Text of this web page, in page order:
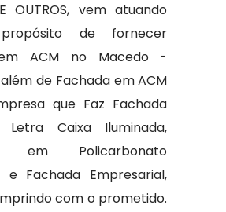
OUTROS, vem atuando
de fornecer
ACM no Macedo -
de Fachada em ACM
que Faz Fachada
Caixa Iluminada,
em Policarbonato
e Fachada Empresarial,
com o prometido.